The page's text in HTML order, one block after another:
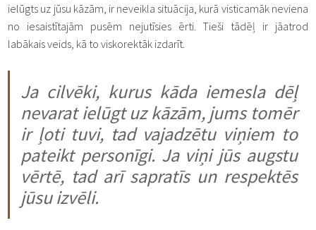
ielūgts uz jūsu kāzām, ir neveikla situācija, kurā visticamāk neviena
no iesaistītajām pusēm nejutīsies ērti. Tieši tādēļ ir jāatrod
labākais veids, kā to viskorektāk izdarīt.
Ja cilvēki, kurus kāda iemesla dēļ
nevarat ielūgt uz kāzām, jums tomēr
ir ļoti tuvi, tad vajadzētu viņiem to
pateikt personīgi. Ja viņi jūs augstu
vērtē, tad arī sapratīs un respektēs
jūsu izvēli.